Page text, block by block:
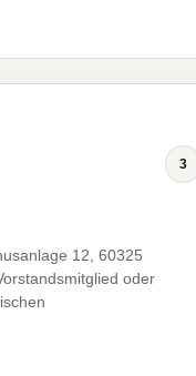
3
12, 60325
oder